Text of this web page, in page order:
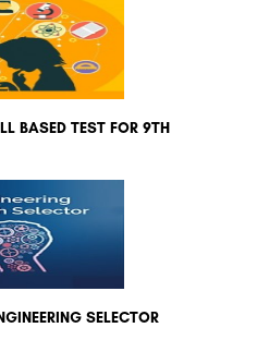
BASED TEST FOR 9TH
SELECTOR